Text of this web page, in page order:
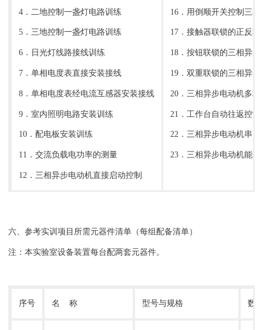
4．二地控制一盏灯电路训练
5．三地控制一盏灯电路训练
6．日光灯线路接线训练
7．单相电度表直接安装接线
8．单相电度表经电流互感器安装接线
9．室内照明电路安装训练
10．配电板安装训练
11．交流负载电功率的测量
12．三相异步电动机直接启动控制
16．用倒顺开关控制三
17．接触器联锁的正反
18．按钮联锁的三相异
19．双重联锁的三相异
20．三相异步电动机多地
21．工作台自动往返控制
22．三相异步电动机串
23．三相异步电动机能
六、参考实训项目所需元器件清单（每组配备清单）
注：本实验室设备装置每台配两套元器件。
序号 名 称 型号与规格 数